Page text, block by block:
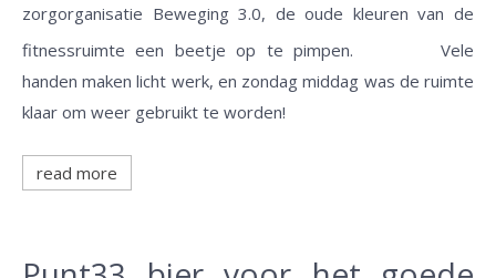
zorgorganisatie Beweging 3.0, de oude kleuren van de
fitnessruimte een beetje op te pimpen.
Vele
handen maken licht werk, en zondag middag was de ruimte
klaar om weer gebruikt te worden!
read more